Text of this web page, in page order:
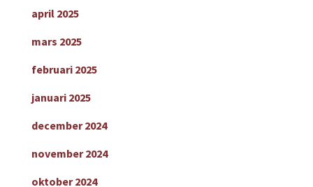
april 2025
mars 2025
februari 2025
januari 2025
december 2024
november 2024
oktober 2024